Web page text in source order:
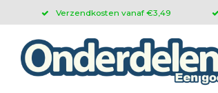
Verzendkosten vanaf €3,49